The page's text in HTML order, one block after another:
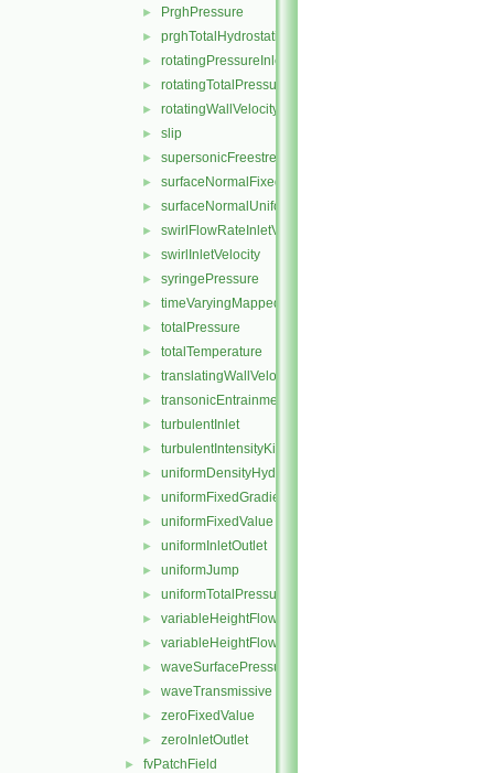
► PrghPressure
► prghTotalHydrostaticPressure
► rotatingPressureInletOutletVelocity
► rotatingTotalPressure
► rotatingWallVelocity
► slip
► supersonicFreestream
► surfaceNormalFixedValue
► surfaceNormalUniformFixedValue
► swirlFlowRateInletVelocity
► swirlInletVelocity
► syringePressure
► timeVaryingMappedFixedValue
► totalPressure
► totalTemperature
► translatingWallVelocity
► transonicEntrainmentPressure
► turbulentInlet
► turbulentIntensityKineticEnergyInlet
► uniformDensityHydrostaticPressure
► uniformFixedGradient
► uniformFixedValue
► uniformInletOutlet
► uniformJump
► uniformTotalPressure
► variableHeightFlowRate
► variableHeightFlowRateInletVelocity
► waveSurfacePressure
► waveTransmissive
► zeroFixedValue
► zeroInletOutlet
► fvPatchField